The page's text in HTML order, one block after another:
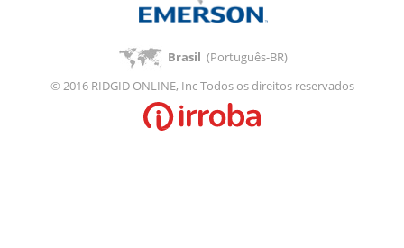
Brasil (Português-BR)
© 2016 RIDGID ONLINE, Inc Todos os direitos reservados